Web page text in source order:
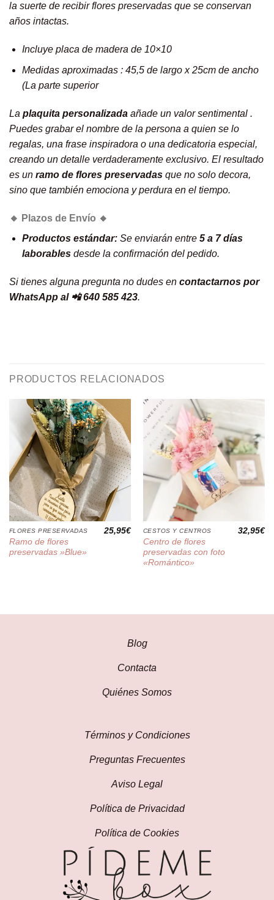
la suerte de recibir flores preservadas que se conservan
años intactas.
Incluye placa de madera de 10×10
Medidas aproximadas : 45,5 de largo x 25cm de ancho
(La parte superior
La plaquita personalizada añade un valor sentimental .
Puedes grabar el nombre de la persona a quien se lo
regalas, una frase inspiradora o una dedicatoria especial,
creando un detalle verdaderamente exclusivo. El resultado
es un ramo de flores preservadas que no solo decora,
sino que también emociona y perdura en el tiempo.
🔸 Plazos de Envío 🔸
Productos estándar:Se enviarán entre 5 a 7 días
laborablesdesde la confirmación del pedido.
Si tienes alguna pregunta no dudes en contactarnos por
WhatsApp al 📲 640 585 423.
PRODUCTOS RELACIONADOS
FLORES PRESERVADAS
Ramo de flores
preservadas »Blue»
25,95€ CESTOS Y CENTROS
Centro de flores
preservadas con foto
«Romántico»
32,95€
Términos y Condiciones
Preguntas Frecuentes
Aviso Legal
Política de Privacidad
Política de Cookies
Blog
Contacta
Quiénes Somos